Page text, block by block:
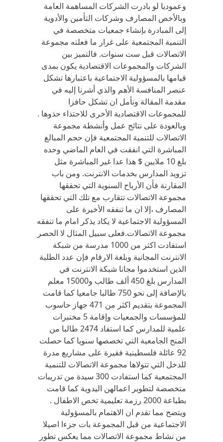
وعموديا لو بادرت الشركات المساهمة العامة
وبالأخص المصارف وشركات التأمين والأدوية
إلى المبادرة بإنشاء جمعيات متخصصة في
التنمية المجتمعية على غرار ما فعلته مجموعة
الاتصالات قبل ست سنوات. فالتميز بين
الشركات والمجموعات الاقتصادية يكون بمدى
قيامها بالمسؤولية الاجتماعية باعتبارها تشكل
عنصر المنافسة الأهم والذي أشرنا إليه في
مقدمة المقالة ونأمل ان تشكل حافزا
للمجموعات الاقتصادية الأخرى للاحتذاء حذوها .
وبالعودة على نتائج عمل وأنشطة مجموعة
الاتصالات للتنمية المجتمعية فإن حجم المبالغ
المباشرة التي انفقت في العام الماضي وحده
بلغ 10 ملايين $ هذا عدا غير المباشرة مثل
تزويد المدارس بخدمات الانترنت. ومن باب
المقارنة فأن الأرباح السنوية التي تحققها
مجموعة الاتصالات تتقارب مع تلك التي تحققها
المصارف ،إلا ان ما تنفقه الأخيرة على
المسؤولية الاجتماعية لا يكاد يذكر امام ما تنفقه
مجموعة الاتصالات.فعلى سبيل المثال لا الحصر
استفادت اكثر من 1000 مدرسة من شبكة
الانترنت المجانية وبلغة الارقام فإن عدد الطلبة
الذين استخدموا مجانا شبكة الانترنت في
المدارس بلغ 450 ألف طالب و15000 معلم
بالإضافة إلى نحو 750 طالبا جامعيا كما قامت
المجموعة بتقديم اكثر من 471 جهاز حاسوب
للمؤسسات والجمعيات وإقامة 5 مختبرات
علمية للمدارس كما استفاد 2474 طالبا من
المنح الجامعية التي تخصصها سنويا كما حصلت
92 عائلة فلسطينية فقيرة على مشاريع مدرة
للدخل التي تتولاها مجموعة الاتصالات للتنمية
المجتمعية كما استفادت 300 سيدة من تدريبات
متخصصة لتطوير اعمالهن اليدوية كما قامت
بطباعة 2000 رزمة تعليمية تخص الاطفال .
ويتضح مما تقدم ان الاهتمام بالمسؤولية
الاجتماعية من قبل المجموعة بات جزءا اصيلا
من نشاط مجموعة الاتصالات مما يعكس تطور